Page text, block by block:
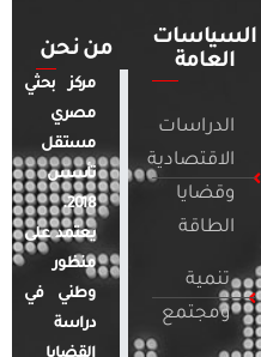
السياسات
العامة
الدراسات
الاقتصادية
وقضايا
الطاقة
تنمية
ومجتمع
من نحن
مركز بحثي
مصري
مستقل
تأسس
2018.
يعتمد على
منظور
وطني في
دراسة